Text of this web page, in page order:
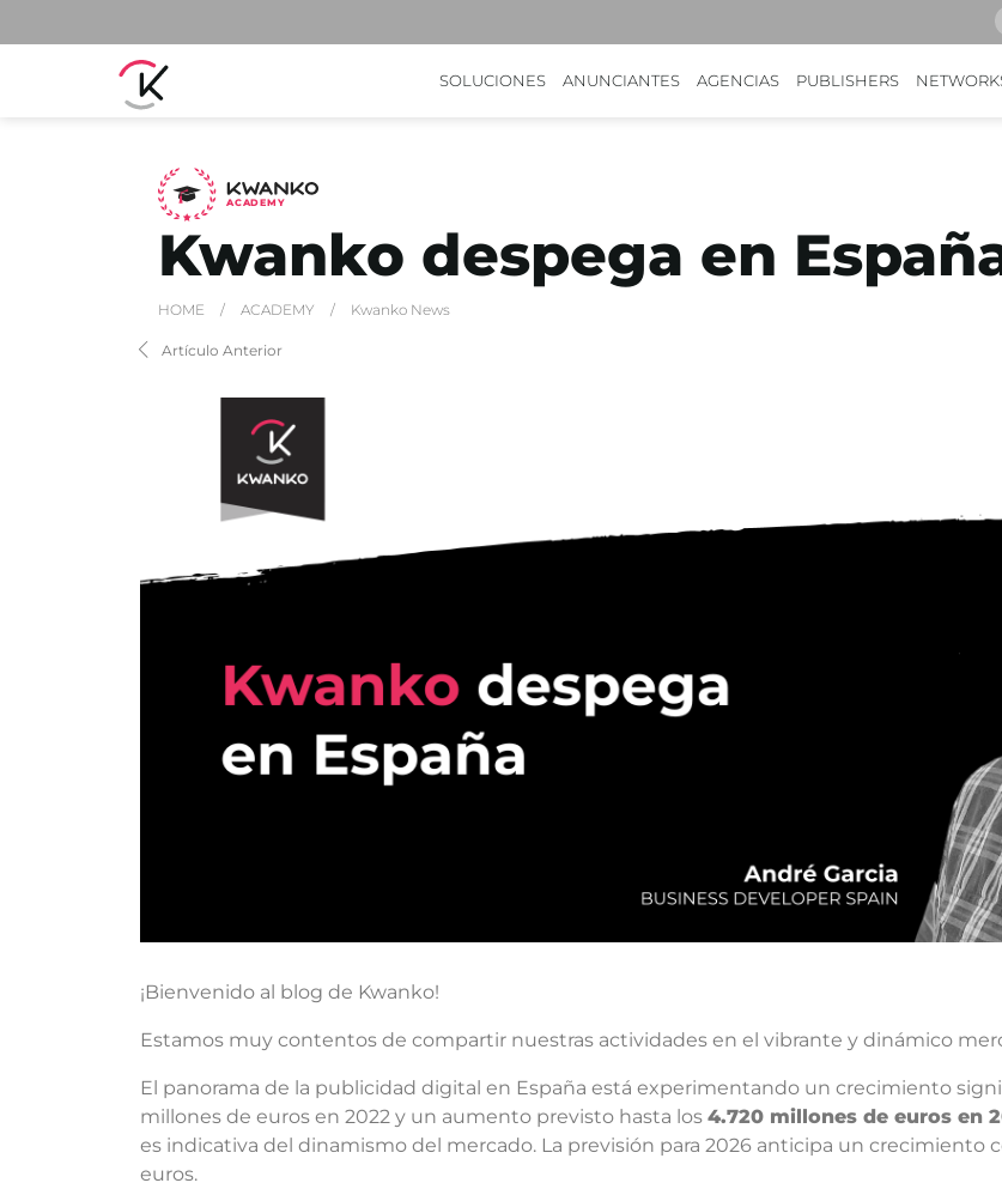
SOLUCIONES ANUNCIANTES AGENCIAS PUBLISHERS
ACADEMY
Kwanko despega en
HOME / ACADEMY / Kwanko News
Artículo Anterior
¡Bienvenido al blog de Kwanko!
Estamos muy contentos de compartir nuestras actividades en el vibrante y dinámico
El panorama de la publicidad digital en España está experimentando un crecimiento
millones de euros en 2022 y un aumento previsto hasta los 4.720 millones de euros en
es indicativa del dinamismo del mercado. La previsión para 2026 anticipa un crecimiento
euros.